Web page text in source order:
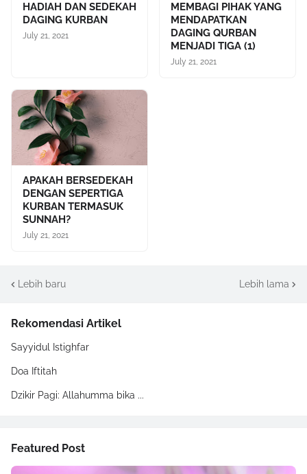
HADIAH DAN SEDEKAH
DAGING KURBAN
July 21, 2021
MEMBAGI PIHAK YANG
MENDAPATKAN
DAGING QURBAN
MENJADI TIGA (1)
July 21, 2021
APAKAH BERSEDEKAH
DENGAN SEPERTIGA
KURBAN TERMASUK
SUNNAH?
July 21, 2021
Lebih baru Lebih lama
Rekomendasi Artikel
Sayyidul Istighfar
Doa Iftitah
Dzikir Pagi: Allahumma bika ...
Featured Post